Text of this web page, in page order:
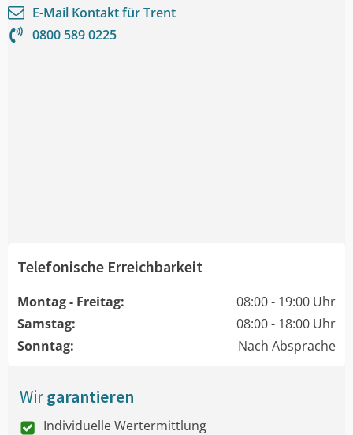
E-Mail Kontakt fürTrent
0800 589 0225
Telefonische Erreichbarkeit
Montag - Freitag:
08:00 - 19:00 Uhr
Samstag:
08:00 - 18:00 Uhr
Sonntag:
Nach Absprache
Wirgarantieren
Individuelle Wertermittlung